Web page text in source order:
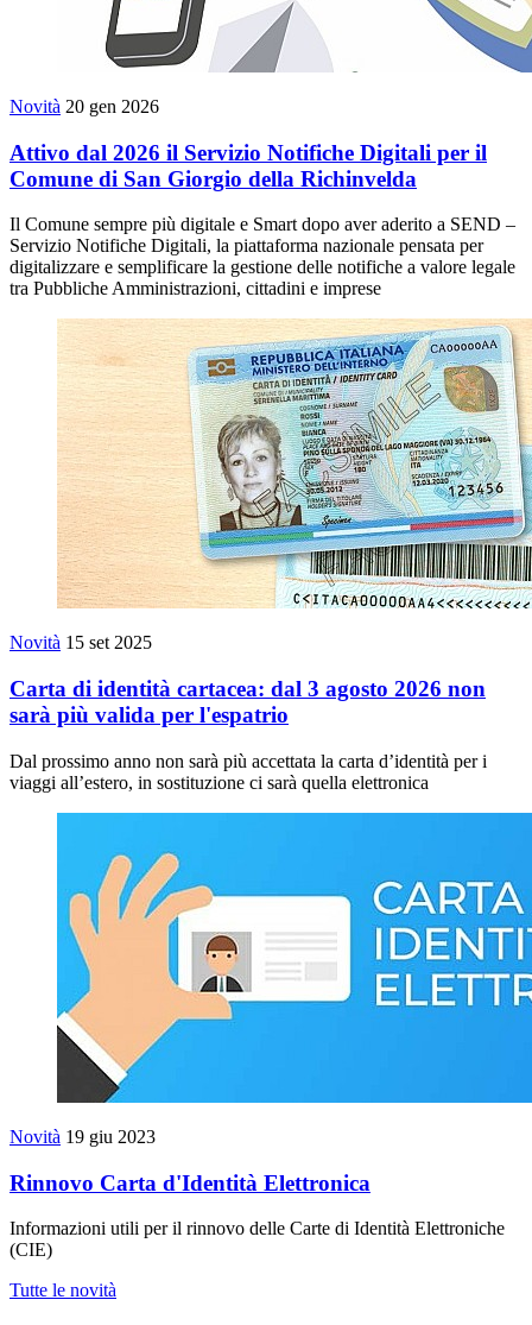
Novità 20 gen 2026
Attivo dal 2026 il Servizio Notifiche Digitali per il
Comune di San Giorgio della Richinvelda
Il Comune sempre più digitale e Smart dopo aver aderito a SEND –
Servizio Notifiche Digitali, la piattaforma nazionale pensata per
digitalizzare e semplificare la gestione delle notifiche a valore legale
tra Pubbliche Amministrazioni, cittadini e imprese
Novità 15 set 2025
Carta di identità cartacea: dal 3 agosto 2026 non
sarà più valida per l'espatrio
Dal prossimo anno non sarà più accettata la carta d’identità per i
viaggi all’estero, in sostituzione ci sarà quella elettronica
Novità 19 giu 2023
Rinnovo Carta d'Identità Elettronica
Informazioni utili per il rinnovo delle Carte di Identità Elettroniche
(CIE)
Tutte le novità